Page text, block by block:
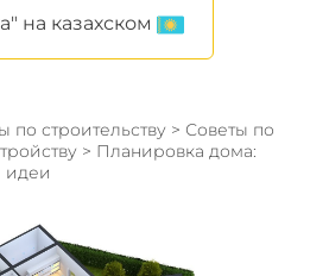
на казахском
по строительству > Советы по
> Планировка дома:
идеи